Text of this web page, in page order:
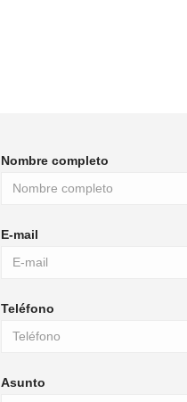
Nombre completo
E-mail
Teléfono
Asunto